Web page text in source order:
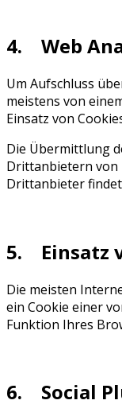
4. Web
Um Aufschluss
meistens von
Einsatz von
Die Übermittlung
Drittanbietern von
Drittanbieter
5. Einsatz
Die meisten
ein Cookie einer
Funktion Ihres
6. Social